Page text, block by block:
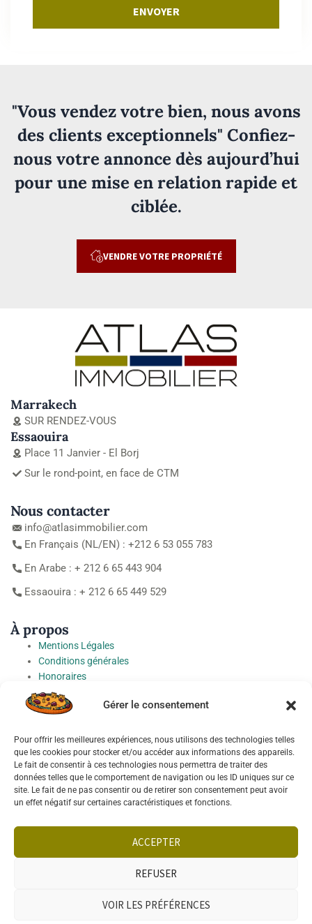
Gérer le consentement
Pour offrir les meilleures expériences, nous utilisons des technologies telles
que les cookies pour stocker et/ou accéder aux informations des appareils.
Le fait de consentir à ces technologies nous permettra de traiter des
données telles que le comportement de navigation ou les ID uniques sur ce
site. Le fait de ne pas consentir ou de retirer son consentement peut avoir
un effet négatif sur certaines caractéristiques et fonctions.
ACCEPTER
REFUSER
VOIR LES PRÉFÉRENCES
ENVOYER
"Vous vendez votre bien, nous avons
des clients exceptionnels" Confiez-
nous votre annonce dès aujourd’hui
pour une mise en relation rapide et
ciblée.
VENDRE VOTRE PROPRIÉTÉ
Marrakech
SUR RENDEZ-VOUS
Essaouira
Place 11 Janvier - El Borj
Sur le rond-point, en face de CTM
Nous contacter
info@atlasimmobilier.com
En Français (NL/EN) : +212 6 53 055 783
En Arabe : + 212 6 65 443 904
Essaouira : + 212 6 65 449 529
À propos
Mentions Légales
Conditions générales
Honoraires
Charte de protection des Données à caractère personnel
Préférences cookies
Socials
Français English